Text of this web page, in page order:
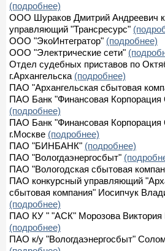
(подробнее)
ООО Шураков Дмитрий Андреевич
управляющий "Трансресурс"
ООО "ЭкоИнтегратор" (подробнее)
ООО "Электрические сети"
Отдел судебных приставов по
г.Архангельска (подробнее)
ПАО "Архангельская сбытовая
ПАО Банк "Финансовая Корпорация
(подробнее)
ПАО Банк "Финансовая Корпорация
г.Москве (подробнее)
ПАО "БИНБАНК" (подробнее)
ПАО "Вологдаэнергосбыт"
ПАО "Вологодская сбытовая
ПАО конкурсный управляющий
сбытовая компания" Иосипчук
(подробнее)
ПАО КУ " "АСК" Морозова Виктория
(подробнее)
ПАО к/у "Вологдаэнергосбыт"